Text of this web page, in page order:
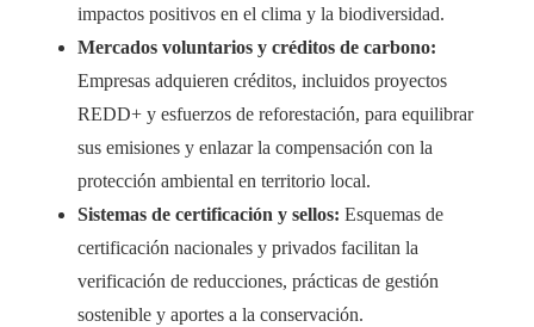
impactos positivos en el clima y la biodiversidad.
Mercados voluntarios y créditos de carbono:
Empresas adquieren créditos, incluidos proyectos
REDD+ y esfuerzos de reforestación, para equilibrar
sus emisiones y enlazar la compensación con la
protección ambiental en territorio local.
Sistemas de certificación y sellos: Esquemas de
certificación nacionales y privados facilitan la
verificación de reducciones, prácticas de gestión
sostenible y aportes a la conservación.